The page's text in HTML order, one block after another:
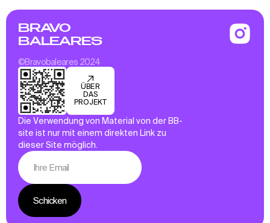
BRAVO
BALEARES
©Bravobaleares 2024
ÜBER
DAS
PROJEKT
Die Verwendung von Material von der BB-
site ist nur mit einem direkten Link zu
dieser Site möglich.